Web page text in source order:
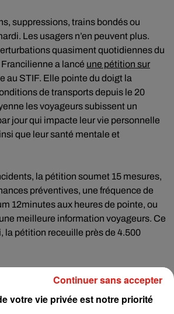
suppressions, trains bondés ou
Les usagers n’en peuvent plus.
quasiment quotidiennes du
a lancé une pétition sur
au STIF. Elle pointe du doigt la
de transports depuis le 20
les voyageurs subissent un
jour qui impacte leur vie personnelle
que leur santé mentale et
la pétition soumet 15 mesures,
préventives, une fréquence de
12minutes aux heures de pointe, ou
meilleure information voyageurs. Ce
la pétition receuille près de 4.500
votre vie privée est notre priorité
Continuer sans accepter